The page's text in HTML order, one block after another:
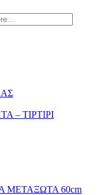
– ΤΙΡΤΙΡΙ
ΜΕΤΑΞΩΤΑ 60cm